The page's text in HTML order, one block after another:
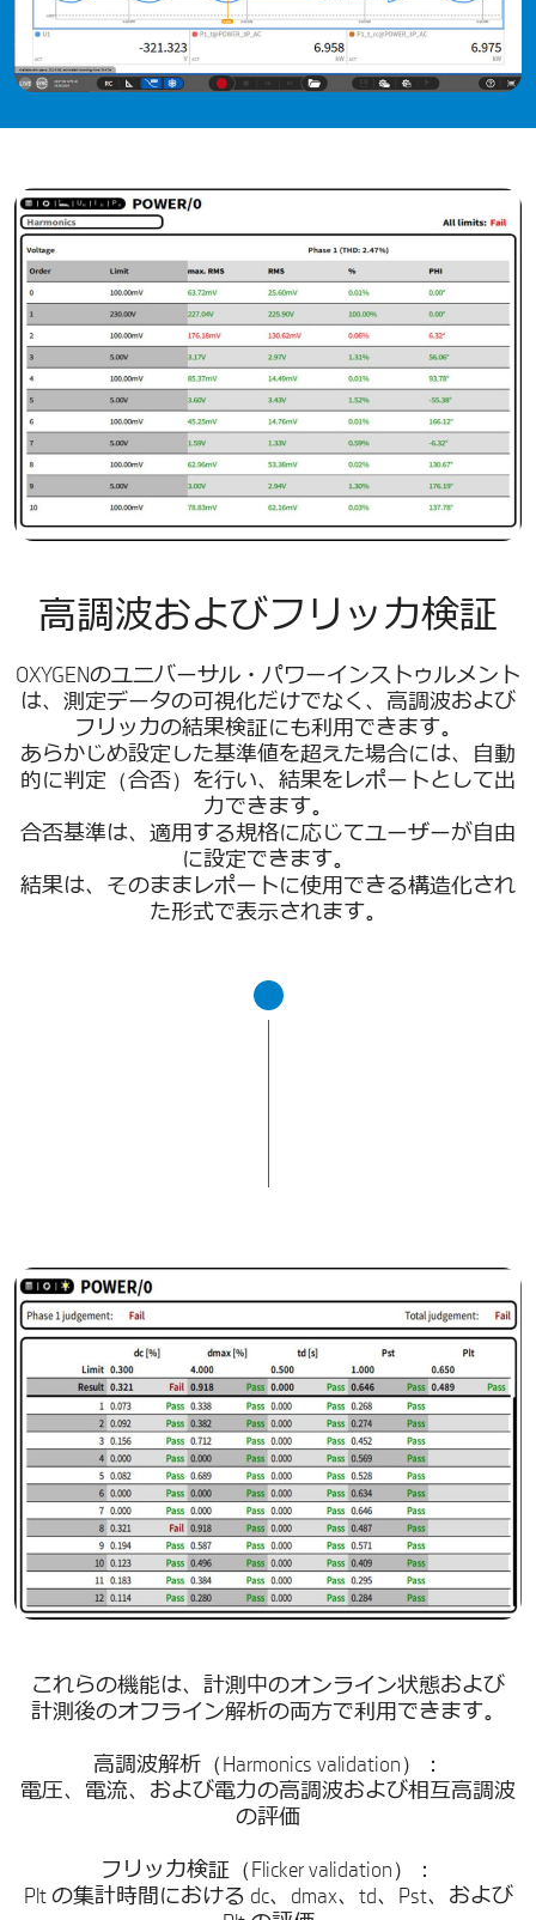
高調波およびフリッカ検証
OXYGENのユニバーサル・パワーインストゥルメント
は、測定データの可視化だけでなく、高調波および
フリッカの結果検証にも利用できます。
あらかじめ設定した基準値を超えた場合には、自動
的に判定（合否）を行い、結果をレポートとして出
力できます。
合否基準は、適用する規格に応じてユーザーが自由
に設定できます。
結果は、そのままレポートに使用できる構造化され
た形式で表示されます。
これらの機能は、計測中のオンライン状態および
計測後のオフライン解析の両方で利用できます。
高調波解析（Harmonics validation）：
電圧、電流、および電力の高調波および相互高調波
の評価
フリッカ検証（Flicker validation）：
Plt の集計時間における dc、dmax、td、Pst、および